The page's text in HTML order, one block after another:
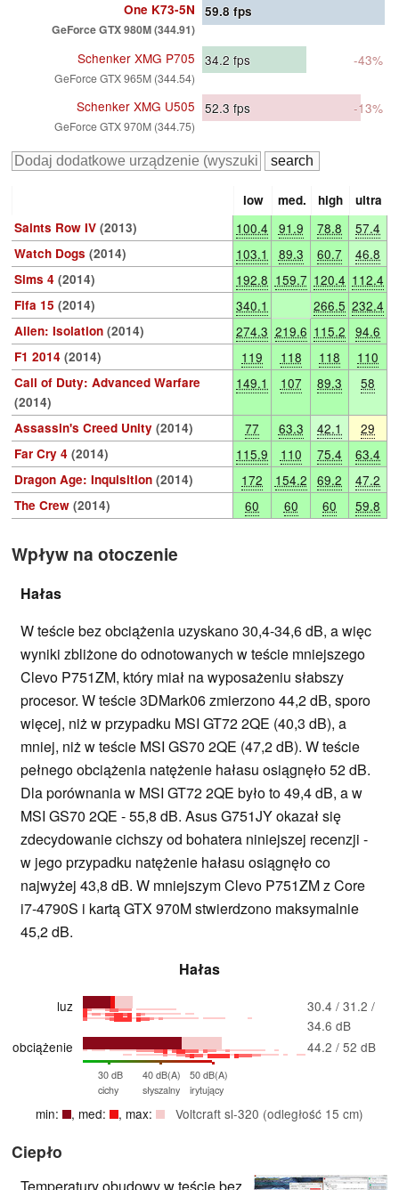
One K73-5N
GeForce GTX 980M (344.91)
59.8fps
Schenker XMG P705
GeForce GTX 965M (344.54)
34.2fps -43%
Schenker XMG U505
GeForce GTX 970M (344.75)
52.3 fps -13%
low med. high
ultra
Saints Row IV (2013) 100.4 91.9 78.8 57.4
Watch Dogs (2014) 103.1 89.3 60.7 46.8
Sims 4 (2014) 192.8 159.7 120.4 112.4
Fifa 15 (2014) 340.1 266.5 232.4
Alien: Isolation (2014) 274.3 219.6 115.2 94.6
F1 2014 (2014) 119 118 118 110
Call of Duty: Advanced Warfare
(2014)
149.1 107 89.3 58
Assassin's Creed Unity (2014) 77 63.3 42.1 29
Far Cry 4 (2014) 115.9 110 75.4 63.4
Dragon Age: Inquisition (2014) 172 154.2 69.2 47.2
The Crew (2014) 60 60 60 59.8
Wpływ na otoczenie
Hałas
W teście bez obciążenia uzyskano 30,4-34,6 dB, a więc
wyniki zbliżone do odnotowanych w teście mniejszego
Clevo P751ZM, który miał na wyposażeniu słabszy
procesor. W teście 3DMark06 zmierzono 44,2 dB, sporo
więcej, niż w przypadku MSI GT72 2QE (40,3 dB), a
mniej, niż w teście MSI GS70 2QE (47,2 dB). W teście
pełnego obciążenia natężenie hałasu osiągnęło 52 dB.
Dla porównania w MSI GT72 2QE było to 49,4 dB, a w
MSI GS70 2QE - 55,8 dB. Asus G751JY okazał się
zdecydowanie cichszy od bohatera niniejszej recenzji -
w jego przypadku natężenie hałasu osiągnęło co
najwyżej 43,8 dB. W mniejszym Clevo P751ZM z Core
i7-4790S i kartą GTX 970M stwierdzono maksymalnie
45,2 dB.
Hałas
luz
30.4 / 31.2 /
34.6 dB
obciążenie
44.2 / 52 dB
30 dB
cichy
40 dB(A)
słyszalny
50 dB(A)
irytujący
min: , med: , max: Voltcraft sl-320 (odległość 15 cm)
Ciepło
Temperatury obudowy w teście bez